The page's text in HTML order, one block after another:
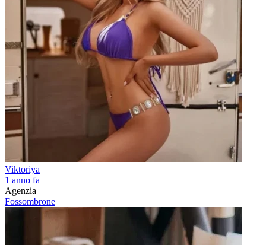
Viktoriya
1 anno fa
Agenzia
Fossombrone